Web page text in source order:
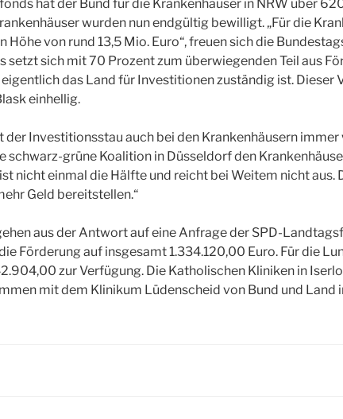
hat der Bund für die Krankenhäuser in NRW über
wurden nun endgültig bewilligt. „Für die
Höhe von rund 13,5 Mio. Euro“, freuen sich die
setzt sich mit 70 Prozent zum überwiegenden Teil aus
das Land für Investitionen zuständig ist.
einhellig.
der Investitionsstau auch bei den Krankenhäusern
schwarz-grüne Koalition in Düsseldorf den
nicht einmal die Hälfte und reicht bei Weitem nicht
Geld bereitstellen.“
aus der Antwort auf eine Anfrage der SPD-
Förderung auf insgesamt 1.334.120,00 Euro. Für die
zur Verfügung. Die Katholischen Kliniken in
mit dem Klinikum Lüdenscheid von Bund und Land